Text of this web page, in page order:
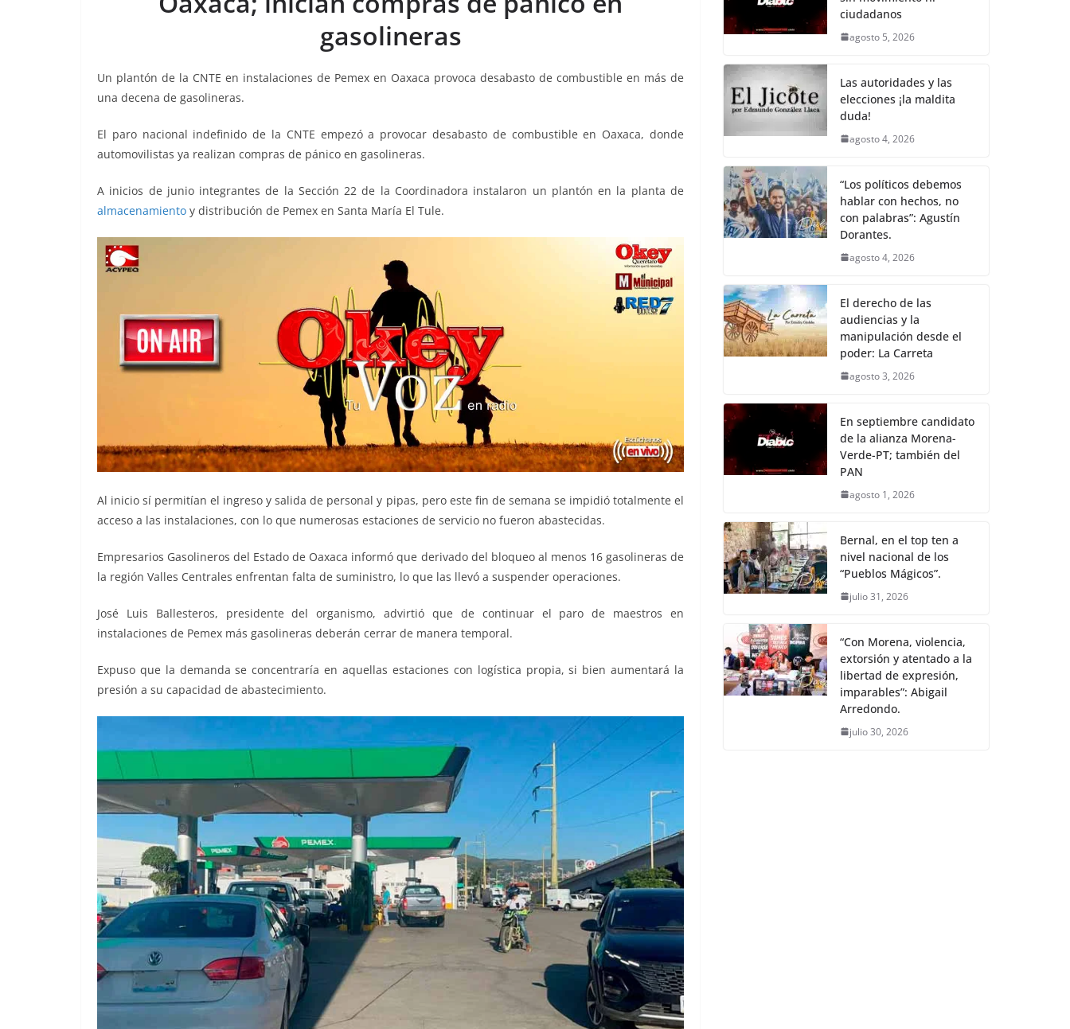
o
k
r
l s
p
p
L
n
k
g
a
e gasolineras
Un plantón de la CNTE en instalaciones de Pemex en Oaxaca provoca desabasto de combustible en más de
una decena de gasolineras.
El paro nacional indefinido de la CNTE empezó a provocar desabasto de combustible en Oaxaca, donde
automovilistas ya realizan compras de pánico en gasolineras.
A inicios de junio integrantes de la Sección 22 de la Coordinadora instalaron un plantón en la planta de
almacenamiento y distribución de Pemex en Santa María El Tule.
Al inicio sí permitían el ingreso y salida de personal y pipas, pero este fin de semana se impidió totalmente el
acceso a las instalaciones, con lo que numerosas estaciones de servicio no fueron abastecidas.
Empresarios Gasolineros del Estado de Oaxaca informó que derivado del bloqueo al menos 16 gasolineras de
la región Valles Centrales enfrentan falta de suministro, lo que las llevó a suspender operaciones.
José Luis Ballesteros, presidente del organismo, advirtió que de continuar el paro de maestros en
instalaciones de Pemex más gasolineras deberán cerrar de manera temporal.
Expuso que la demanda se concentraría en aquellas estaciones con logística propia, si bien aumentará la
presión a su capacidad de abastecimiento.
b
o
o
k
t
t
e
r
i
l
t
s
p
p
y
L
n
k
e
g
a
m
ciudadanos
agosto 5, 2026
Las autoridades y las
elecciones ¡la maldita
duda!
agosto 4, 2026
“Los políticos debemos
hablar con hechos, no
con palabras”: Agustín
Dorantes.
agosto 4, 2026
El derecho de las
audiencias y la
manipulación desde el
poder: La Carreta
agosto 3, 2026
En septiembre candidato
de la alianza Morena-
Verde-PT; también del
PAN
agosto 1, 2026
Bernal, en el top ten a
nivel nacional de los
“Pueblos Mágicos”.
julio 31, 2026
“Con Morena, violencia,
extorsión y atentado a la
libertad de expresión,
imparables”: Abigail
Arredondo.
julio 30, 2026